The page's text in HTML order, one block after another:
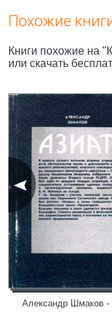
Похожие
Книги похожие на
или скачать
Александр Шмаков -